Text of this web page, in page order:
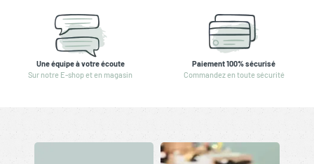
Une équipe à votre écoute
Sur notre E-shop et en magasin
Paiement 100% sécurisé
Commandez en toute sécurité